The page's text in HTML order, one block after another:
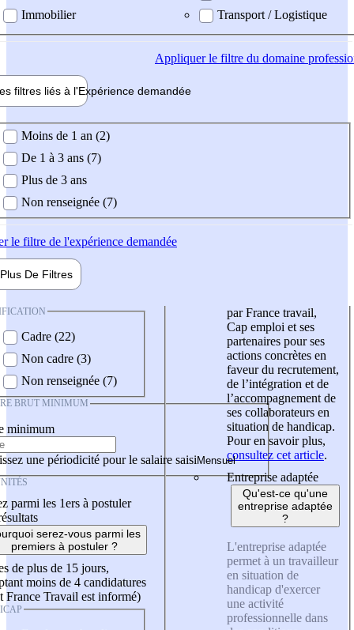
Immobilier
Transport / Logistique
Appliquerle filtre du domaine
filtres liés à l'Expérience demandée
demandée
Moins de 1 an (2)
De 1 à 3 ans (7)
Plus de 3 ans
Non renseignée (7)
le filtre de l'expérience demandée
Plus De Filtres
Cadre (22)
Non cadre (3)
Non renseignée (7)
BRUT MINIMUM
minimum
une périodicité pour le salaire saisi
parmi les 1ers à postuler
serez-vous parmi les
premiers à postuler ?
de plus de 15 jours,
moins de 4 candidatures
France Travail est informé)
par France travail,
Cap emploi et ses
partenaires pour ses
actions concrètes en
faveur du recrutement,
de l’intégration et de
l’accompagnement de
ses collaborateurs en
situation de handicap.
Pour en savoir plus,
consultez cet article.
Entreprise adaptée
Qu'est-ce qu'une
entreprise adaptée
?
L'entreprise adaptée
permet à un travailleur
en situation de
handicap d'exercer
une activité
professionnelle dans